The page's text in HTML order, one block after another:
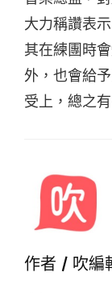
大力稱讚表
其在練團時
外，也會給
受上，總之
作者 / 吹編